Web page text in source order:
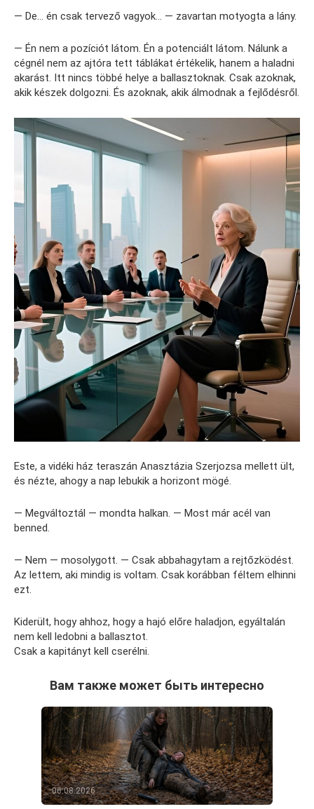
— De… én csak tervező vagyok… — zavartan motyogta a lány.
— Én nem a pozíciót látom. Én a potenciált látom. Nálunk a
cégnél nem az ajtóra tett táblákat értékelik, hanem a haladni
akarást. Itt nincs többé helye a ballasztoknak. Csak azoknak,
akik készek dolgozni. És azoknak, akik álmodnak a fejlődésről.
Este, a vidéki ház teraszán Anasztázia Szerjozsa mellett ült,
és nézte, ahogy a nap lebukik a horizont mögé.
— Megváltoztál — mondta halkan. — Most már acél van
benned.
— Nem — mosolygott. — Csak abbahagytam a rejtőzködést.
Az lettem, aki mindig is voltam. Csak korábban féltem elhinni
ezt.
Kiderült, hogy ahhoz, hogy a hajó előre haladjon, egyáltalán
nem kell ledobni a ballasztot.
Csak a kapitányt kell cserélni.
Вам также может быть интересно
06.08.2026